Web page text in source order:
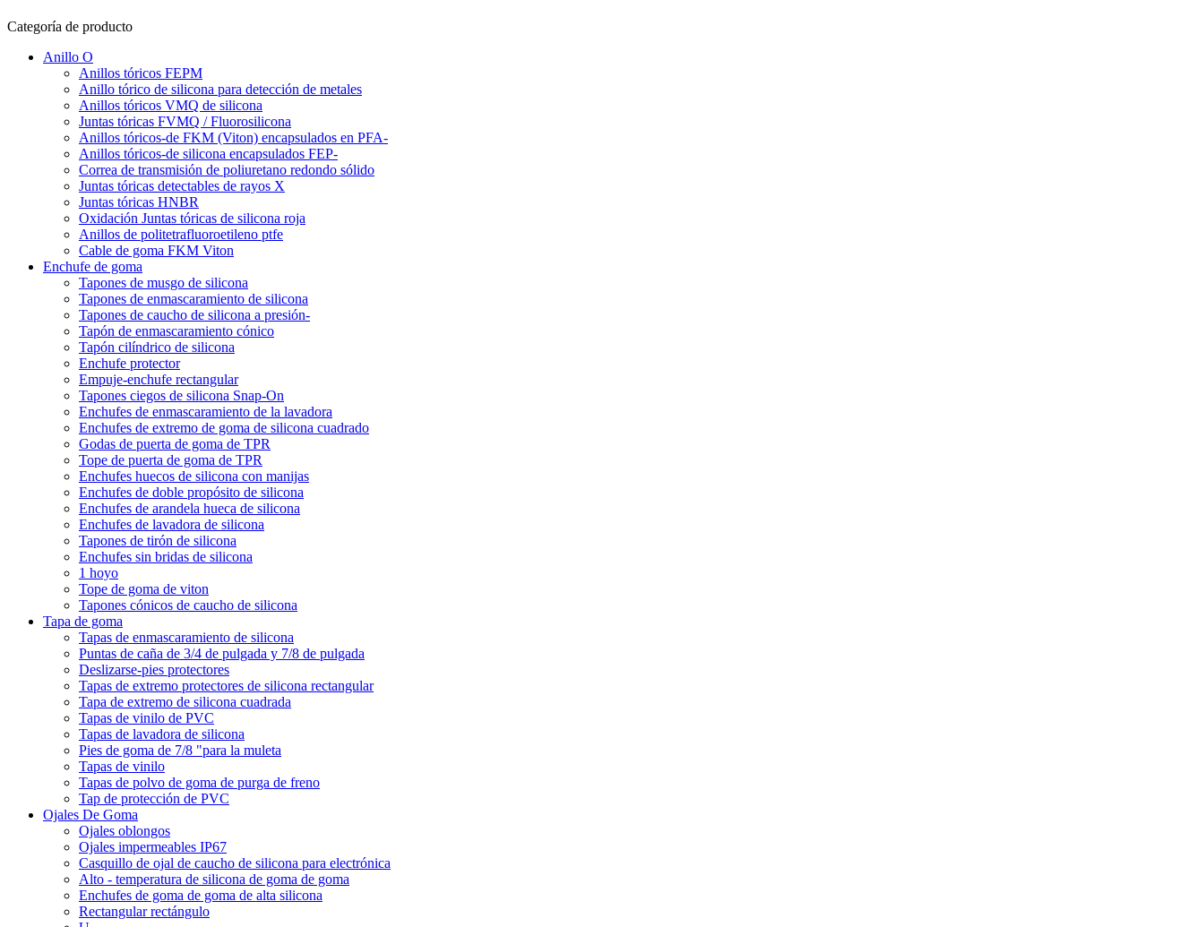
Categoría de producto
Anillo O
Anillos tóricos FEPM
Anillo tórico de silicona para detección de metales
Anillos tóricos VMQ de silicona
Juntas tóricas FVMQ / Fluorosilicona
Anillos tóricos-de FKM (Viton) encapsulados en PFA-
Anillos tóricos-de silicona encapsulados FEP-
Correa de transmisión de poliuretano redondo sólido
Juntas tóricas detectables de rayos X
Juntas tóricas HNBR
Oxidación Juntas tóricas de silicona roja
Anillos de politetrafluoroetileno ptfe
Cable de goma FKM Viton
Enchufe de goma
Tapones de musgo de silicona
Tapones de enmascaramiento de silicona
Tapones de caucho de silicona a presión-
Tapón de enmascaramiento cónico
Tapón cilíndrico de silicona
Enchufe protector
Empuje-enchufe rectangular
Tapones ciegos de silicona Snap-On
Enchufes de enmascaramiento de la lavadora
Enchufes de extremo de goma de silicona cuadrado
Godas de puerta de goma de TPR
Tope de puerta de goma de TPR
Enchufes huecos de silicona con manijas
Enchufes de doble propósito de silicona
Enchufes de arandela hueca de silicona
Enchufes de lavadora de silicona
Tapones de tirón de silicona
Enchufes sin bridas de silicona
1 hoyo
Tope de goma de viton
Tapones cónicos de caucho de silicona
Tapa de goma
Tapas de enmascaramiento de silicona
Puntas de caña de 3/4 de pulgada y 7/8 de pulgada
Deslizarse-pies protectores
Tapas de extremo protectores de silicona rectangular
Tapa de extremo de silicona cuadrada
Tapas de vinilo de PVC
Tapas de lavadora de silicona
Pies de goma de 7/8 "para la muleta
Tapas de vinilo
Tapas de polvo de goma de purga de freno
Tap de protección de PVC
Ojales De Goma
Ojales oblongos
Ojales impermeables IP67
Casquillo de ojal de caucho de silicona para electrónica
Alto - temperatura de silicona de goma de goma
Enchufes de goma de goma de alta silicona
Rectangular rectángulo